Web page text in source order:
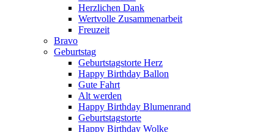
Herzlichen Dank
Wertvolle Zusammenarbeit
Freuzeit
Bravo
Geburtstag
Geburtstagstorte Herz
Happy Birthday Ballon
Gute Fahrt
Alt werden
Happy Birthday Blumenrand
Geburtstagstorte
Happy Birthday Wolke